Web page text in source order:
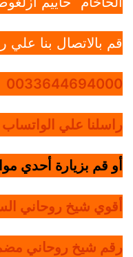
قم بالاتصال بنا علي
0033644694000
راسلنا علي الواتساب
أو قم بزيارة أحدي
أقوي شيخ روحاني
رقم شيخ روحاني